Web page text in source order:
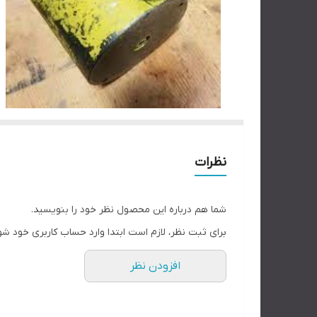
نظرات
شما هم درباره این محصول نظر خود را بنویسید.
برای ثبت نظر، لازم است ابتدا وارد حساب کاربری خود
افزودن نظر